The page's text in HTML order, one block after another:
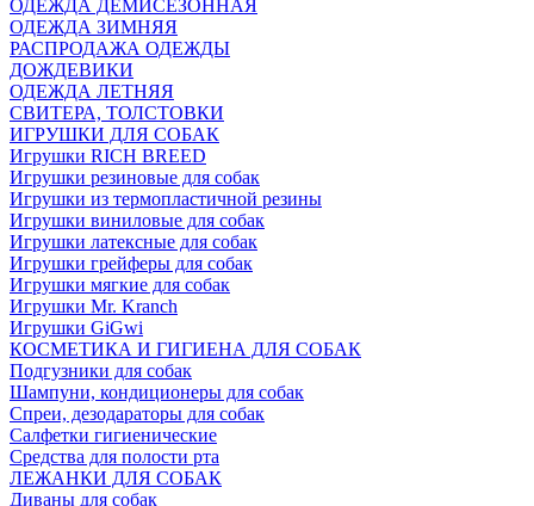
ОДЕЖДА ДЕМИСЕЗОННАЯ
ОДЕЖДА ЗИМНЯЯ
РАСПРОДАЖА ОДЕЖДЫ
ДОЖДЕВИКИ
ОДЕЖДА ЛЕТНЯЯ
СВИТЕРА, ТОЛСТОВКИ
ИГРУШКИ ДЛЯ СОБАК
Игрушки RICH BREED
Игрушки резиновые для собак
Игрушки из термопластичной резины
Игрушки виниловые для собак
Игрушки латексные для собак
Игрушки грейферы для собак
Игрушки мягкие для собак
Игрушки Mr. Kranch
Игрушки GiGwi
КОСМЕТИКА И ГИГИЕНА ДЛЯ СОБАК
Подгузники для собак
Шампуни, кондиционеры для собак
Спреи, дезодараторы для собак
Салфетки гигиенические
Средства для полости рта
ЛЕЖАНКИ ДЛЯ СОБАК
Диваны для собак